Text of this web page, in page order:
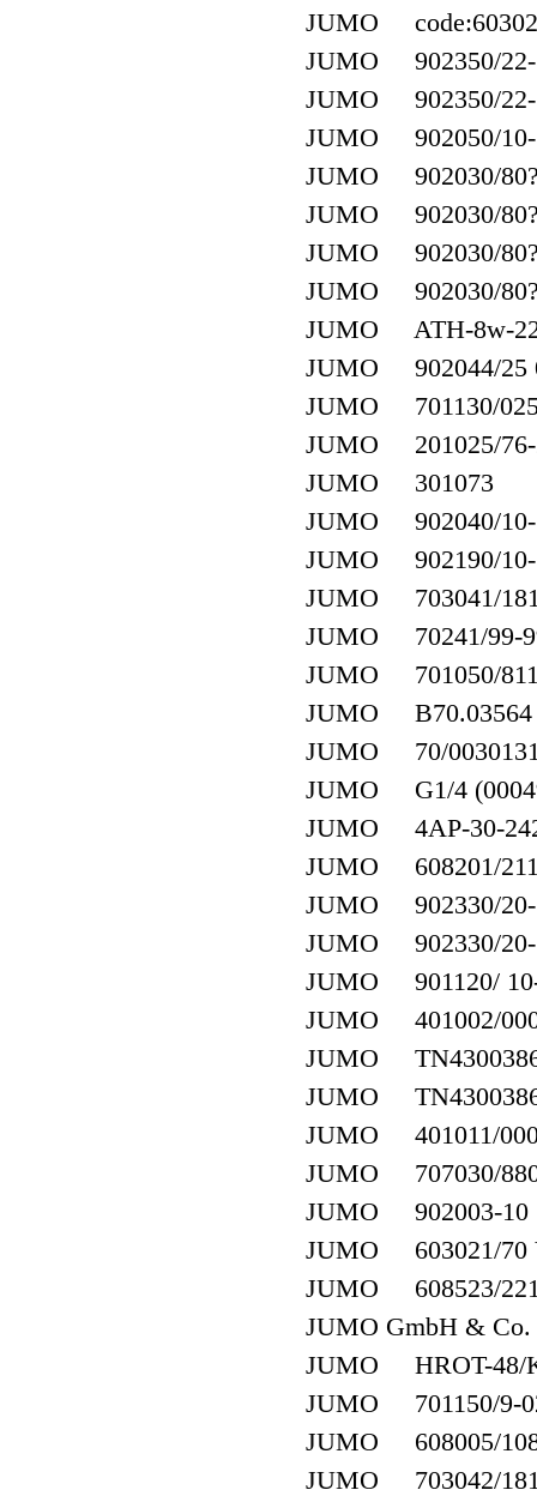
JUMO
JUMO 902350/22-
JUMO 902350/22-
JUMO 902050/10-
JUMO 902030/
JUMO 902030/
JUMO 902030/
JUMO 902030/
JUMO ATH-8w-22
JUMO 902044/25
JUMO 701130/
JUMO 201025/76-
JUMO 301073
JUMO 902040/10-
JUMO 902190/10-
JUMO 703041/
JUMO 70241/99-
JUMO 701050/
JUMO B70.03564
JUMO 70/
JUMO G1/4
JUMO 4AP-30-242/
JUMO 608201/
JUMO 902330/20-
JUMO 902330/20-
JUMO 901120/ 10-
JUMO 401002/
JUMO
JUMO
JUMO 401011/
JUMO 707030/
JUMO 902003-10
JUMO 603021/70
JUMO 608523/
JUMO GmbH & Co.
JUMO HROT-48/
JUMO 701150/9-
JUMO 608005/
JUMO 703042/